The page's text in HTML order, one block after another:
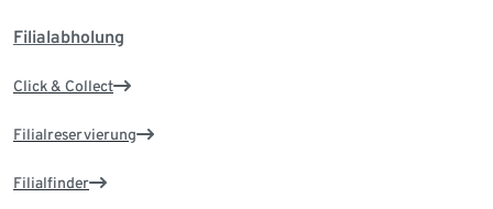
Filialabholung
Click & Collect
Filialreservierung
Filialfinder